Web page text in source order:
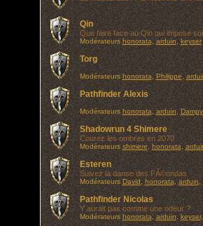
Qin
Que faire face au Qin qui impose
Modérateurs honorata ,arduin ,keyser
Torg
Modérateurs honorata ,Philippe
Pathfinder Alexis
Modérateurs honorata ,arduin ,
Shadowrun 4 Shimere
Courez les ombres en 2070
Modérateurs shimere,honorata,
Esteren
Suivez la danse des FÃ©ondas
Modérateurs David honorata arduin
Pathfinder Nicolas
Y aurait pas comme une odeur ?
Modérateurs honorata ,arduin ,keyser,